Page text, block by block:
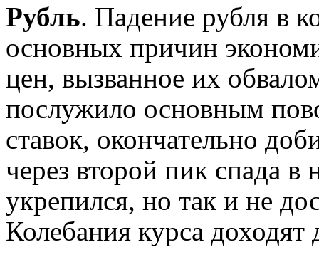
Рубль. Падение рубля в
основных причин
цен, вызванное их
послужило основным
ставок, окончательно
через второй пик спада в
укрепился, но так и не
Колебания курса